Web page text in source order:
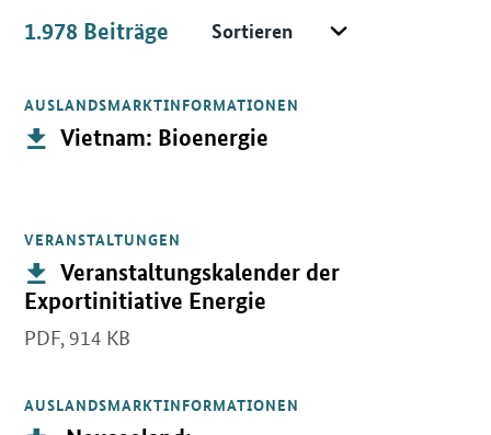
1.978 Beiträge
Beiträge
AUSLANDSMARKTINFORMATIONEN
Publikation:
Vietnam: Bioenergie
Öffnet PDF "Vietnam: Bioenergie" in neuem Fenster.
VERANSTALTUNGEN
Publikation:
Veranstaltungskalender der
Exportinitiative Energie
PDF, 914 KB
Öffnet PDF "Veranstaltungskalender der Exportinitiative Energie"
AUSLANDSMARKTINFORMATIONEN
Öffnet PDF " Neuseeland: Dekarbonisierung und